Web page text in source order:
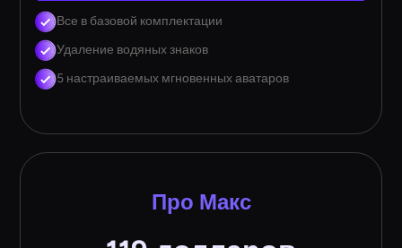
Все в базовой комплектации
Удаление водяных знаков
5 настраиваемых мгновенных аватаров
Про Макс